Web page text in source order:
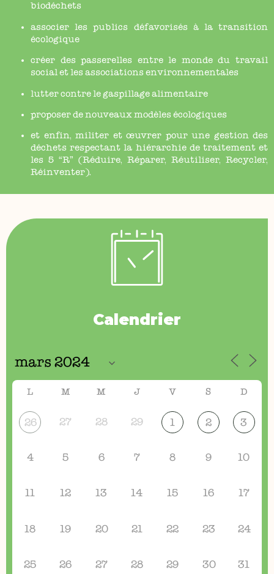
biodéchets
associer les publics défavorisés à la transition
écologique
créer des passerelles entre le monde du travail
social et les associations environnementales
lutter contre le gaspillage alimentaire
proposer de nouveaux modèles écologiques
et enfin, militer et œuvrer pour une gestion des
déchets respectant la hiérarchie de traitement et
les 5 “R” (Réduire, Réparer, Réutiliser, Recycler,
Réinventer).
Calendrier
L M M J V S D
26 27 28 29 1 2 3
4 5 6 7 8 9 10
11 12 13 14 15 16 17
18 19 20 21 22 23 24
25 26 27 28 29 30 31